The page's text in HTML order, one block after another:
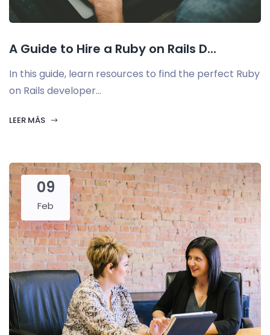
A Guide to Hire a Ruby on Rails D...
In this guide, learn resources to find the perfect Ruby
on Rails developer...
LEER MÁS
09
Feb